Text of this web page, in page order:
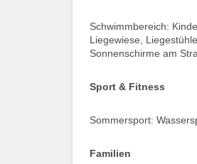
Schwimmbereich:
Liegewiese,
Sonnenschirme am
Sport & Fitness
Sommersport:
Familien